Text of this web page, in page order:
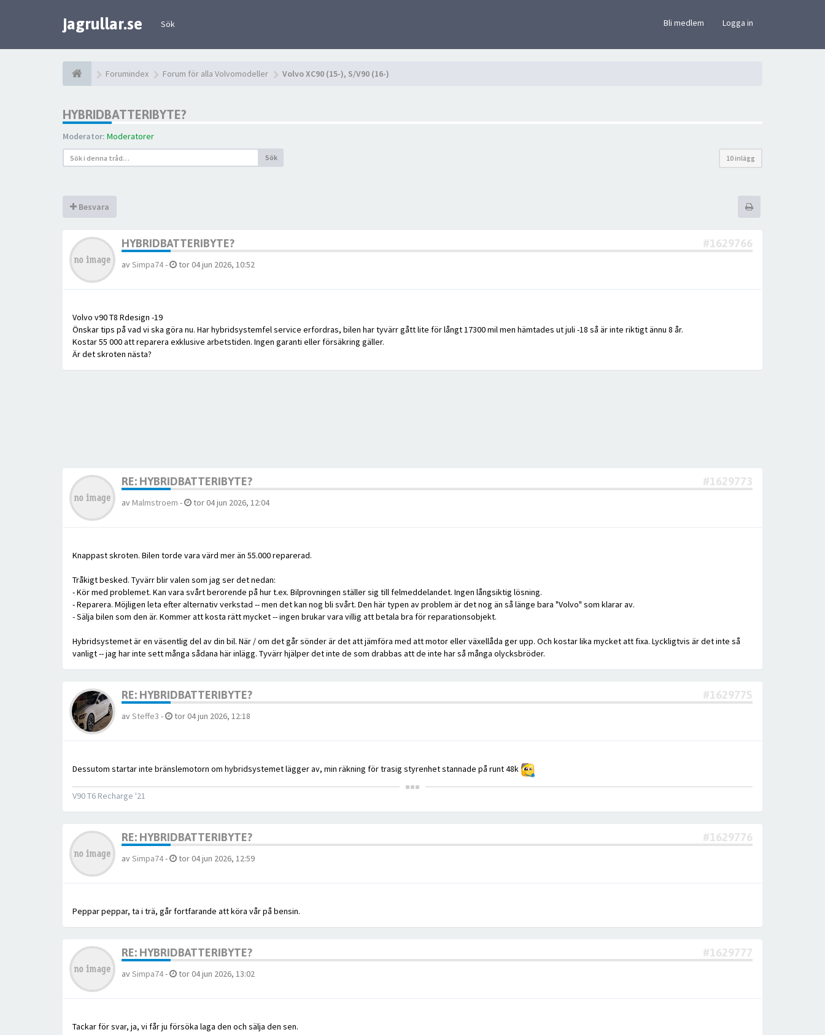
jagrullar.se Sök Bli medlem Logga in
Forumindex Forum för alla Volvomodeller Volvo XC90 (15-), S/V90 (16-)
HYBRIDBATTERIBYTE?
Moderator: Moderatorer
Sök 10 inlägg
Besvara
HYBRIDBATTERIBYTE? #1629766
avSimpa74- tor 04 jun 2026, 10:52
Volvo v90 T8 Rdesign -19
Önskar tips på vad vi ska göra nu. Har hybridsystemfel service erfordras, bilen har tyvärr gått lite för långt 17300 mil men hämtades ut juli -18 så är inte riktigt ännu 8 år.
Kostar 55 000 att reparera exklusive arbetstiden. Ingen garanti eller försäkring gäller.
Är det skroten nästa?
RE: HYBRIDBATTERIBYTE? #1629773
av Malmstroem - tor 04 jun 2026, 12:04
Knappast skroten. Bilen torde vara värd mer än 55.000 reparerad.
Tråkigt besked. Tyvärr blir valen som jag ser det nedan:
- Kör med problemet. Kan vara svårt berorende på hur t.ex. Bilprovningen ställer sig till felmeddelandet. Ingen långsiktig lösning.
- Reparera. Möjligen leta efter alternativ verkstad -- men det kan nog bli svårt. Den här typen av problem är det nog än så länge bara "Volvo" som klarar av.
- Sälja bilen som den är. Kommer att kosta rätt mycket -- ingen brukar vara villig att betala bra för reparationsobjekt.
Hybridsystemet är en väsentlig del av din bil. När / om det går sönder är det att jämföra med att motor eller växellåda ger upp. Och kostar lika mycket att fixa. Lyckligtvis är det inte så
vanligt -- jag har inte sett många sådana här inlägg. Tyvärr hjälper det inte de som drabbas att de inte har så många olycksbröder.
RE: HYBRIDBATTERIBYTE? #1629775
avSteffe3 - tor 04 jun 2026, 12:18
Dessutom startar inte bränslemotorn om hybridsystemet lägger av, min räkning för trasig styrenhet stannade på runt 48k
V90 T6 Recharge '21
RE: HYBRIDBATTERIBYTE? #1629776
avSimpa74- tor 04 jun 2026, 12:59
Peppar peppar, ta i trä, går fortfarande att köra vår på bensin.
RE: HYBRIDBATTERIBYTE? #1629777
avSimpa74- tor 04 jun 2026, 13:02
Tackar för svar, ja, vi får ju försöka laga den och sälja den sen.